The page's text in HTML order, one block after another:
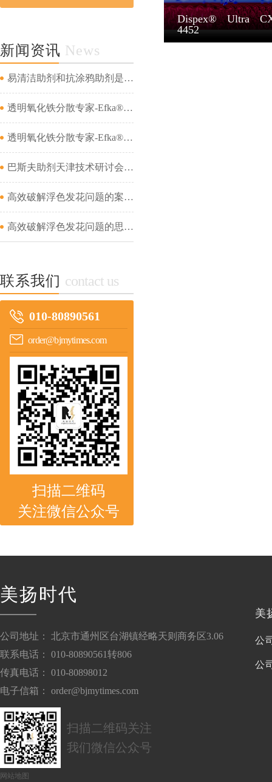
新闻资讯 News
易清洁助剂和抗涂鸦助剂是一回事吗...
透明氧化铁分散专家-Efka® PX 4321&amp;Efka® PX 4330&amp;Dispex® Ultra CX 4452...
透明氧化铁分散专家-Efka® PX 4321&amp;Efka® PX 4330&amp;Dispex® Ultra CX 4452...
巴斯夫助剂天津技术研讨会成功举办...
高效破解浮色发花问题的案例分析（二）...
高效破解浮色发花问题的思路及案例分析（一）...
联系我们 contact us
010-80890561
order@bjmytimes.com
扫描二维码
关注微信公众号
Dispex® Ultra
4452
美扬时代
公司地址： 北京市通州区台湖镇经略天则商务区3.06
联系电话： 010-80890561转806
传真电话： 010-80898012
电子信箱： order@bjmytimes.com
美
公
公
扫描二维码关注
我们微信公众号
网站地图